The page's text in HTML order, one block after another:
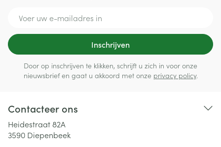
Inschrijven
Door op inschrijven te klikken, schrijft u zich in voor onze
nieuwsbrief en gaat u akkoord met onze privacy policy.
Contacteer ons
Heidestraat 82A
3590 Diepenbeek